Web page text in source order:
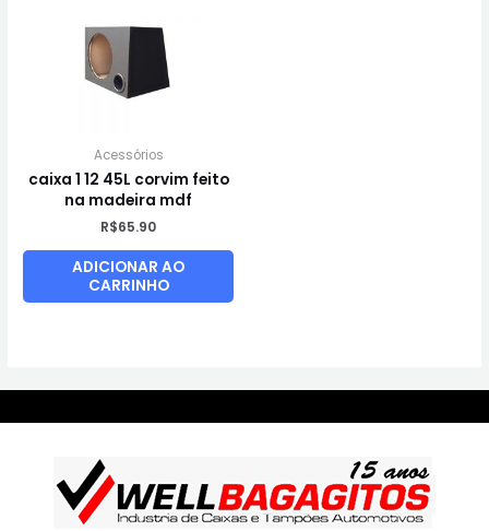
Acessórios
caixa 1 12 45L corvim feito
na madeira mdf
R$65.90
ADICIONAR AO
CARRINHO